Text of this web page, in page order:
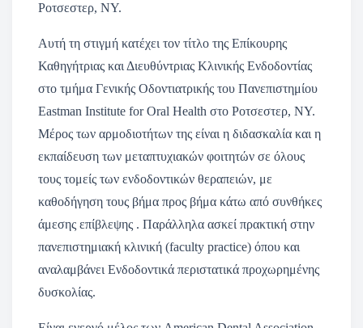
Ροτσεστερ, ΝΥ.
Αυτή τη στιγμή κατέχει τον τίτλο της Επίκουρης
Καθηγήτριας και Διευθύντριας Κλινικής Ενδοδοντίας
στο τμήμα Γενικής Οδοντιατρικής του Πανεπιστημίου
Eastman Institute for Oral Health στο Ροτσεστερ, ΝΥ.
Μέρος των αρμοδιοτήτων της είναι η διδασκαλία και η
εκπαίδευση των μεταπτυχιακών φοιτητών σε όλους
τους τομείς των ενδοδοντικών θεραπειών, με
καθοδήγηση τους βήμα προς βήμα κάτω από συνθήκες
άμεσης επίβλεψης . Παράλληλα ασκεί πρακτική στην
πανεπιστημιακή κλινική (faculty practice) όπου και
αναλαμβάνει Ενδοδοντικά περιστατικά προχωρημένης
δυσκολίας.